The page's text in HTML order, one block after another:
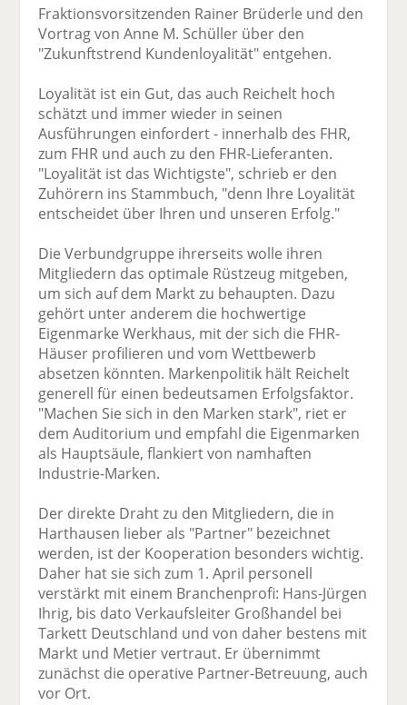
Fraktionsvorsitzenden Rainer Brüderle und den
Vortrag von Anne M. Schüller über den
"Zukunftstrend Kundenloyalität" entgehen.
Loyalität ist ein Gut, das auch Reichelt hoch
schätzt und immer wieder in seinen
Ausführungen einfordert - innerhalb des FHR,
zum FHR und auch zu den FHR-Lieferanten.
"Loyalität ist das Wichtigste", schrieb er den
Zuhörern ins Stammbuch, "denn Ihre Loyalität
entscheidet über Ihren und unseren Erfolg."
Die Verbundgruppe ihrerseits wolle ihren
Mitgliedern das optimale Rüstzeug mitgeben,
um sich auf dem Markt zu behaupten. Dazu
gehört unter anderem die hochwertige
Eigenmarke Werkhaus, mit der sich die FHR-
Häuser profilieren und vom Wettbewerb
absetzen könnten. Markenpolitik hält Reichelt
generell für einen bedeutsamen Erfolgsfaktor.
"Machen Sie sich in den Marken stark", riet er
dem Auditorium und empfahl die Eigenmarken
als Hauptsäule, flankiert von namhaften
Industrie-Marken.
Der direkte Draht zu den Mitgliedern, die in
Harthausen lieber als "Partner" bezeichnet
werden, ist der Kooperation besonders wichtig.
Daher hat sie sich zum 1. April personell
verstärkt mit einem Branchenprofi: Hans-Jürgen
Ihrig, bis dato Verkaufsleiter Großhandel bei
Tarkett Deutschland und von daher bestens mit
Markt und Metier vertraut. Er übernimmt
zunächst die operative Partner-Betreuung, auch
vor Ort.